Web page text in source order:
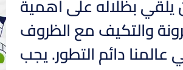
يلقي بظلاله على أهمية
والتكيف مع الظروف
عالمنا دائم التطور. يجب